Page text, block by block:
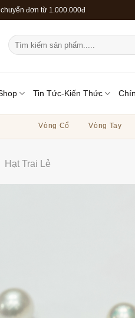
đơn từ 1.000.000đ
Tìm
kiếm:
Tin Tức-Kiến Thức
Vòng Cổ Vòng Tay
Hạt Trai Lẻ